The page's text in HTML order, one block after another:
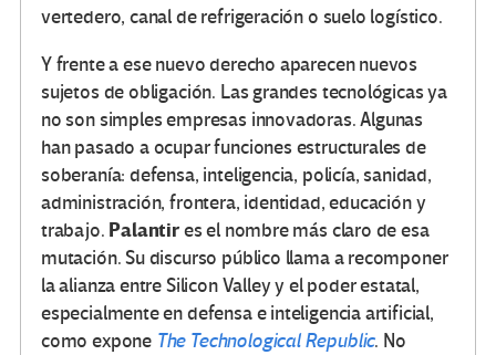
vertedero, canal de refrigeración o suelo logístico.
Y frente a ese nuevo derecho aparecen nuevos
sujetos de obligación. Las grandes tecnológicas ya
no son simples empresas innovadoras. Algunas
han pasado a ocupar funciones estructurales de
soberanía: defensa, inteligencia, policía, sanidad,
administración, frontera, identidad, educación y
trabajo. Palantires el nombre más claro de esa
mutación. Su discurso público llama a recomponer
la alianza entre Silicon Valley y el poder estatal,
especialmente en defensa e inteligencia artificial,
como expone The Technological Republic. No